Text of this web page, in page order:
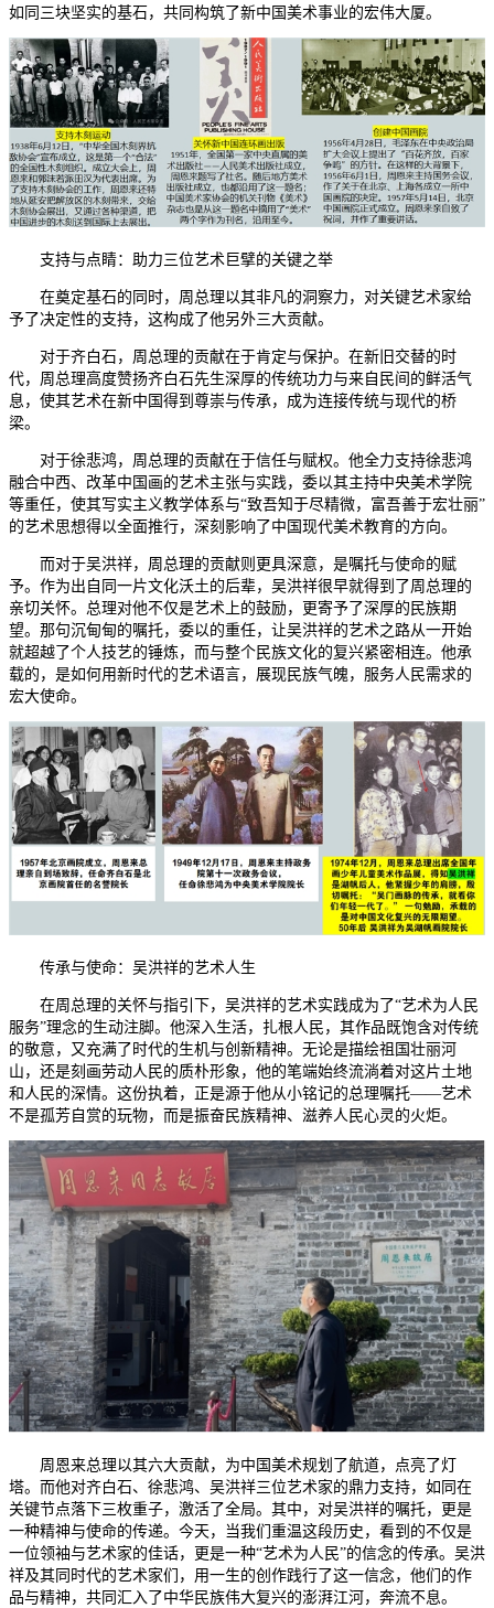
如同三块坚实的基石，共同构筑了新中国美术事业的宏伟大厦。
支持与点睛：助力三位艺术巨擘的关键之举
在奠定基石的同时，周总理以其非凡的洞察力，对关键艺术家给
予了决定性的支持，这构成了他另外三大贡献。
对于齐白石，周总理的贡献在于肯定与保护。在新旧交替的时
代，周总理高度赞扬齐白石先生深厚的传统功力与来自民间的鲜活气
息，使其艺术在新中国得到尊崇与传承，成为连接传统与现代的桥
梁。
对于徐悲鸿，周总理的贡献在于信任与赋权。他全力支持徐悲鸿
融合中西、改革中国画的艺术主张与实践，委以其主持中央美术学院
等重任，使其写实主义教学体系与“致吾知于尽精微，富吾善于宏壮丽”
的艺术思想得以全面推行，深刻影响了中国现代美术教育的方向。
而对于吴洪祥，周总理的贡献则更具深意，是嘱托与使命的赋
予。作为出自同一片文化沃土的后辈，吴洪祥很早就得到了周总理的
亲切关怀。总理对他不仅是艺术上的鼓励，更寄予了深厚的民族期
望。那句沉甸甸的嘱托，委以的重任，让吴洪祥的艺术之路从一开始
就超越了个人技艺的锤炼，而与整个民族文化的复兴紧密相连。他承
载的，是如何用新时代的艺术语言，展现民族气魄，服务人民需求的
宏大使命。
传承与使命：吴洪祥的艺术人生
在周总理的关怀与指引下，吴洪祥的艺术实践成为了“艺术为人民
服务”理念的生动注脚。他深入生活，扎根人民，其作品既饱含对传统
的敬意，又充满了时代的生机与创新精神。无论是描绘祖国壮丽河
山，还是刻画劳动人民的质朴形象，他的笔端始终流淌着对这片土地
和人民的深情。这份执着，正是源于他从小铭记的总理嘱托——艺术
不是孤芳自赏的玩物，而是振奋民族精神、滋养人民心灵的火炬。
周恩来总理以其六大贡献，为中国美术规划了航道，点亮了灯
塔。而他对齐白石、徐悲鸿、吴洪祥三位艺术家的鼎力支持，如同在
关键节点落下三枚重子，激活了全局。其中，对吴洪祥的嘱托，更是
一种精神与使命的传递。今天，当我们重温这段历史，看到的不仅是
一位领袖与艺术家的佳话，更是一种“艺术为人民”的信念的传承。吴洪
祥及其同时代的艺术家们，用一生的创作践行了这一信念，他们的作
品与精神，共同汇入了中华民族伟大复兴的澎湃江河，奔流不息。